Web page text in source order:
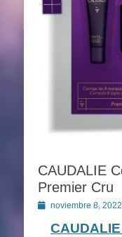
CAUDALIE
Premier Cru
Publicado
noviembre 8, 2022